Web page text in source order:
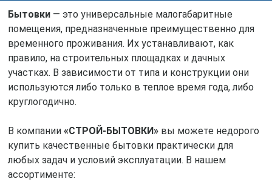
Бытовки— это универсальные малогабаритные
помещения, предназначенные преимущественно для
временного проживания. Их устанавливают, как
правило, на строительных площадках и дачных
участках. В зависимости от типа и конструкции они
используются либо только в теплое время года, либо
круглогодично.
В компании «СТРОЙ-БЫТОВКИ»вы можете недорого
купить качественные бытовки практически для
любых задач и условий эксплуатации. В нашем
ассортименте: